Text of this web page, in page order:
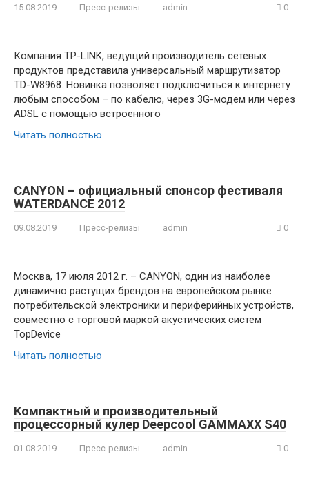
15.08.2019 Пресс-релизы admin 0
Компания TP-LINK, ведущий производитель сетевых
продуктов представила универсальный маршрутизатор
TD-W8968. Новинка позволяет подключиться к интернету
любым способом – по кабелю, через 3G-модем или через
ADSL с помощью встроенного
Читать полностью
CANYON – официальный спонсор фестиваля
WATERDANCE 2012
09.08.2019 Пресс-релизы admin 0
Москва, 17 июля 2012 г. – CANYON, один из наиболее
динамично растущих брендов на европейском рынке
потребительской электроники и периферийных устройств,
совместно с торговой маркой акустических систем
TopDevice
Читать полностью
Компактный и производительный
процессорный кулер Deepcool GAMMAXX S40
01.08.2019 Пресс-релизы admin 0